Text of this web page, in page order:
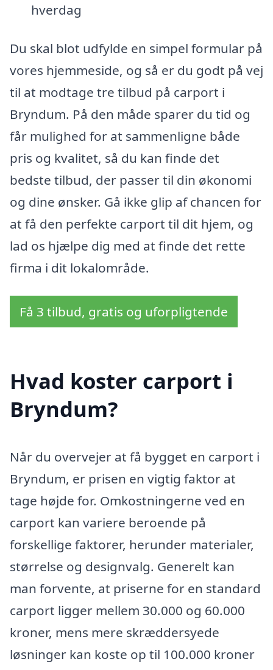
hverdag
Du skal blot udfylde en simpel formular på
vores hjemmeside, og så er du godt på vej
til at modtage tre tilbud på carport i
Bryndum. På den måde sparer du tid og
får mulighed for at sammenligne både
pris og kvalitet, så du kan finde det
bedste tilbud, der passer til din økonomi
og dine ønsker. Gå ikke glip af chancen for
at få den perfekte carport til dit hjem, og
lad os hjælpe dig med at finde det rette
firma i dit lokalområde.
Få 3 tilbud, gratis og uforpligtende
Hvad koster carport i
Bryndum?
Når du overvejer at få bygget en carport i
Bryndum, er prisen en vigtig faktor at
tage højde for. Omkostningerne ved en
carport kan variere beroende på
forskellige faktorer, herunder materialer,
størrelse og designvalg. Generelt kan
man forvente, at priserne for en standard
carport ligger mellem 30.000 og 60.000
kroner, mens mere skræddersyede
løsninger kan koste op til 100.000 kroner